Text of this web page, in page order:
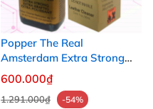
Popper The Real
Amsterdam Extra Strong
30ml
600.000₫
1.291.000₫
-54%